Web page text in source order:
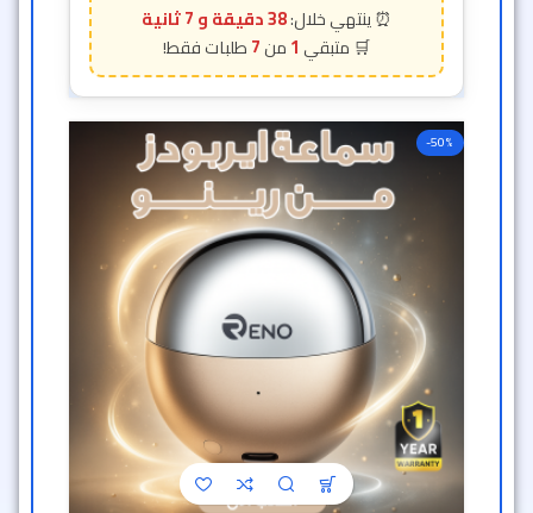
38 دقيقة و 5 ثانية
1
7
-50%